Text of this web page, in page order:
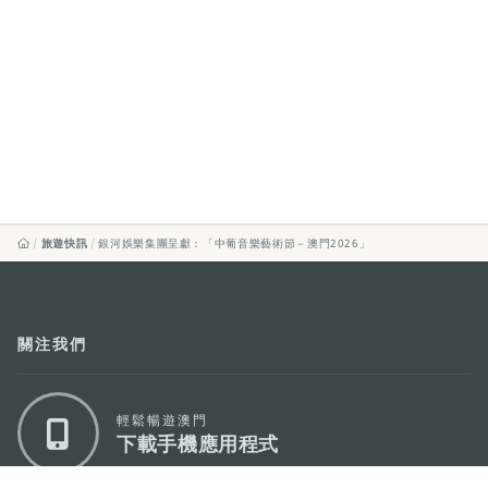
旅遊快訊 銀河娛樂集團呈獻：「中葡音樂藝術節－澳門2026」
關注我們
輕鬆暢遊澳門
下載手機應用程式